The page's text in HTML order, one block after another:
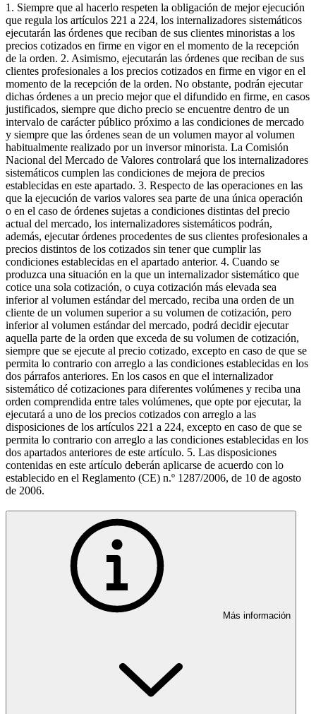
1. Siempre que al hacerlo respeten la obligación de mejor ejecución
que regula los artículos 221 a 224, los internalizadores sistemáticos
ejecutarán las órdenes que reciban de sus clientes minoristas a los
precios cotizados en firme en vigor en el momento de la recepción
de la orden. 2. Asimismo, ejecutarán las órdenes que reciban de sus
clientes profesionales a los precios cotizados en firme en vigor en el
momento de la recepción de la orden. No obstante, podrán ejecutar
dichas órdenes a un precio mejor que el difundido en firme, en casos
justificados, siempre que dicho precio se encuentre dentro de un
intervalo de carácter público próximo a las condiciones de mercado
y siempre que las órdenes sean de un volumen mayor al volumen
habitualmente realizado por un inversor minorista. La Comisión
Nacional del Mercado de Valores controlará que los internalizadores
sistemáticos cumplen las condiciones de mejora de precios
establecidas en este apartado. 3. Respecto de las operaciones en las
que la ejecución de varios valores sea parte de una única operación
o en el caso de órdenes sujetas a condiciones distintas del precio
actual del mercado, los internalizadores sistemáticos podrán,
además, ejecutar órdenes procedentes de sus clientes profesionales a
precios distintos de los cotizados sin tener que cumplir las
condiciones establecidas en el apartado anterior. 4. Cuando se
produzca una situación en la que un internalizador sistemático que
cotice una sola cotización, o cuya cotización más elevada sea
inferior al volumen estándar del mercado, reciba una orden de un
cliente de un volumen superior a su volumen de cotización, pero
inferior al volumen estándar del mercado, podrá decidir ejecutar
aquella parte de la orden que exceda de su volumen de cotización,
siempre que se ejecute al precio cotizado, excepto en caso de que se
permita lo contrario con arreglo a las condiciones establecidas en los
dos párrafos anteriores. En los casos en que el internalizador
sistemático dé cotizaciones para diferentes volúmenes y reciba una
orden comprendida entre tales volúmenes, que opte por ejecutar, la
ejecutará a uno de los precios cotizados con arreglo a las
disposiciones de los artículos 221 a 224, excepto en caso de que se
permita lo contrario con arreglo a las condiciones establecidas en los
dos apartados anteriores de este artículo. 5. Las disposiciones
contenidas en este artículo deberán aplicarse de acuerdo con lo
establecido en el Reglamento (CE) n.º 1287/2006, de 10 de agosto
de 2006.
Más información